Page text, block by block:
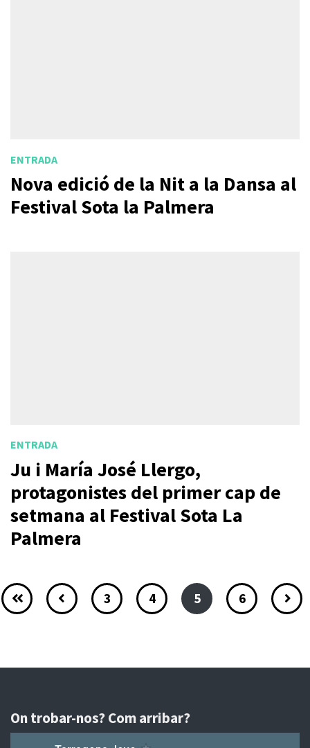
ENTRADA
Nova edició de la Nit a la Dansa al
Festival Sota la Palmera
ENTRADA
Ju i María José Llergo,
protagonistes del primer cap de
setmana al Festival Sota La
Palmera
3 4 5 6
On trobar-nos? Com arribar?